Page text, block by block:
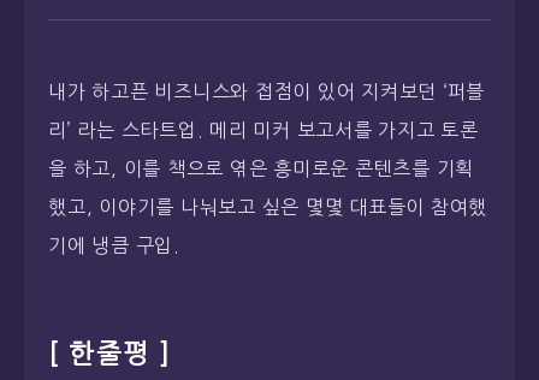
내가 하고픈 비즈니스와 접점이 있어 지켜보던 ‘퍼블
리’ 라는 스타트업. 메리 미커 보고서를 가지고 토론
을 하고, 이를 책으로 엮은 흥미로운 콘텐츠를 기획
했고, 이야기를 나눠보고 싶은 몇몇 대표들이 참여했
기에 냉큼 구입.
[ 한줄평 ]